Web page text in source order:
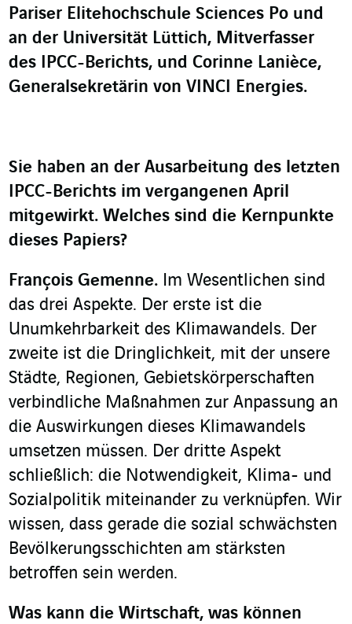
Pariser Elitehochschule Sciences Po und
an der Universität Lüttich, Mitverfasser
des IPCC-Berichts, und Corinne Lanièce,
Generalsekretärin von VINCI Energies.
Sie haben an der Ausarbeitung des letzten
IPCC-Berichts im vergangenen April
mitgewirkt. Welches sind die Kernpunkte
dieses Papiers?
François Gemenne. Im Wesentlichen sind
das drei Aspekte. Der erste ist die
Unumkehrbarkeit des Klimawandels. Der
zweite ist die Dringlichkeit, mit der unsere
Städte, Regionen, Gebietskörperschaften
verbindliche Maßnahmen zur Anpassung an
die Auswirkungen dieses Klimawandels
umsetzen müssen. Der dritte Aspekt
schließlich: die Notwendigkeit, Klima- und
Sozialpolitik miteinander zu verknüpfen. Wir
wissen, dass gerade die sozial schwächsten
Bevölkerungsschichten am stärksten
betroffen sein werden.
Was kann die Wirtschaft, was können